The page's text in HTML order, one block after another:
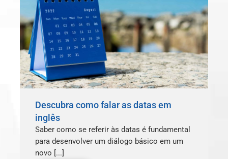
Descubra como falar as datas em
inglês
Saber como se referir às datas é fundamental
para desenvolver um diálogo básico em um
novo [...]